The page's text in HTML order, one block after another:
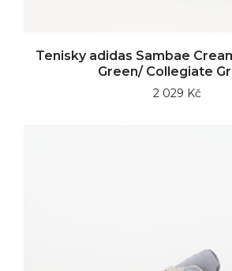
Tenisky adidas Sambae
Green/ Collegiate
2 029 Kč